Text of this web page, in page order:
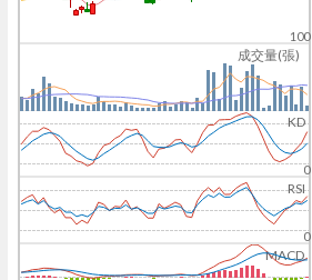
成交量(張)
KD
RSI
MACD
100
0
0